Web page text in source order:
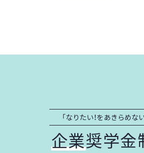
「なりたい！をあきらめな
企業奨学金